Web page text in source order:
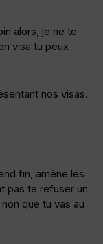
alors, je ne te
visa tu peux
nos visas.
fin, amène les
pas te refuser un
que tu vas au